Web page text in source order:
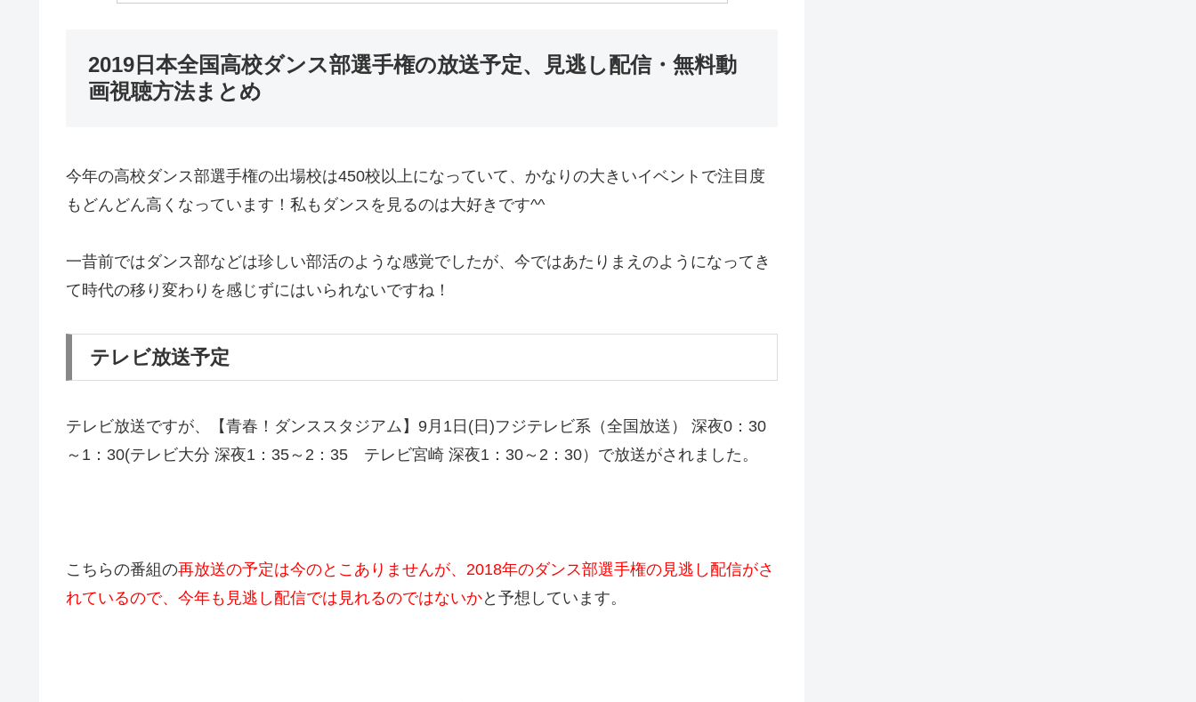
2019日本全国高校ダンス部選手権の放送予定、見逃し配信・無料動
画視聴方法まとめ
今年の高校ダンス部選手権の出場校は450校以上になっていて、かなりの大きいイベントで注目度
もどんどん高くなっています！私もダンスを見るのは大好きです^^
一昔前ではダンス部などは珍しい部活のような感覚でしたが、今ではあたりまえのようになってき
て時代の移り変わりを感じずにはいられないですね！
テレビ放送予定
テレビ放送ですが、【青春！ダンススタジアム】9月1日(日)フジテレビ系（全国放送） 深夜0：30
～1：30(テレビ大分 深夜1：35～2：35 テレビ宮崎 深夜1：30～2：30）で放送がされました。
こちらの番組の再放送の予定は今のとこありませんが、2018年のダンス部選手権の見逃し配信がさ
れているので、今年も見逃し配信では見れるのではないかと予想しています。